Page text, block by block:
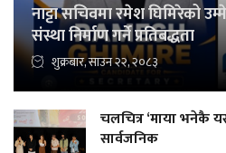
नाट्टा सचिवमा रमेश घिमिरेको
संस्था निर्माण गर्ने प्रतिबद्धता
शुक्रबार, साउन २२, २०८३
चलचित्र ‘माया भनेकै
सार्वजनिक